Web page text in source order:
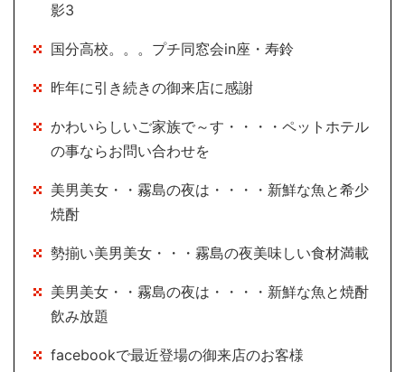
影3
国分高校。。。プチ同窓会in座・寿鈴
昨年に引き続きの御来店に感謝
かわいらしいご家族で～す・・・・ペットホテル
の事ならお問い合わせを
美男美女・・霧島の夜は・・・・新鮮な魚と希少
焼酎
勢揃い美男美女・・・霧島の夜美味しい食材満載
美男美女・・霧島の夜は・・・・新鮮な魚と焼酎
飲み放題
facebookで最近登場の御来店のお客様